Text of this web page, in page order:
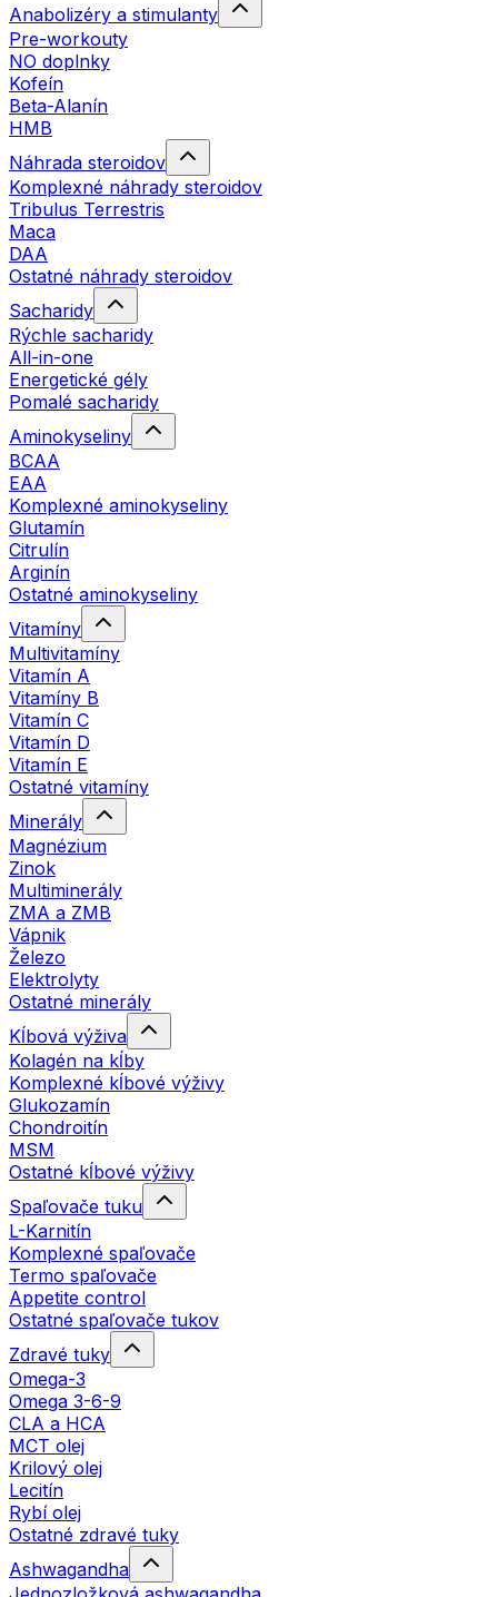
Anabolizéry a stimulanty
Pre-workouty
NO doplnky
Kofeín
Beta-Alanín
HMB
Náhrada steroidov
Komplexné náhrady steroidov
Tribulus Terrestris
Maca
DAA
Ostatné náhrady steroidov
Sacharidy
Rýchle sacharidy
All-in-one
Energetické gély
Pomalé sacharidy
Aminokyseliny
BCAA
EAA
Komplexné aminokyseliny
Glutamín
Citrulín
Arginín
Ostatné aminokyseliny
Vitamíny
Multivitamíny
Vitamín A
Vitamíny B
Vitamín C
Vitamín D
Vitamín E
Ostatné vitamíny
Minerály
Magnézium
Zinok
Multiminerály
ZMA a ZMB
Vápnik
Železo
Elektrolyty
Ostatné minerály
Kĺbová výživa
Kolagén na kĺby
Komplexné kĺbové výživy
Glukozamín
Chondroitín
MSM
Ostatné kĺbové výživy
Spaľovače tuku
L-Karnitín
Komplexné spaľovače
Termo spaľovače
Appetite control
Ostatné spaľovače tukov
Zdravé tuky
Omega-3
Omega 3-6-9
CLA a HCA
MCT olej
Krilový olej
Lecitín
Rybí olej
Ostatné zdravé tuky
Ashwagandha